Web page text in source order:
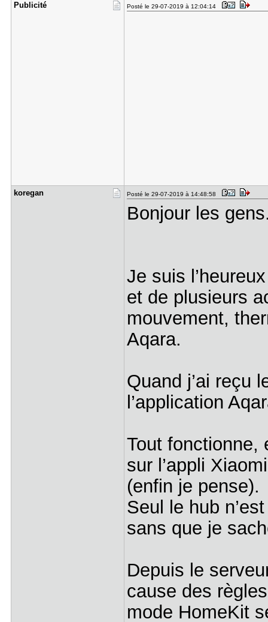
Publicité Posté le 29-07-2019 à 12:04:14
koregan Posté le 29-07-2019 à 14:48:58
Bonjour les
Je suis
et de plusieurs
mouvement,
Aqara.
Quand j’ai reçu
l’application
Tout fonctionne,
sur l’appli
(enfin je pense).
Seul le hub
sans que je
Depuis le
cause des
mode HomeKit